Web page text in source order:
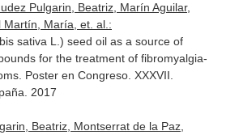
Pulgarin, Beatriz, Marín Aguilar,
Martín, María, et. al.:
sativa L.) seed oil as a source of
for the treatment of fibromyalgia-
Poster en Congreso. XXXVII.
2017
Beatriz, Montserrat de la Paz,